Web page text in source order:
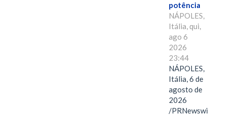
potência
NÁPOLES,
Itália, qui,
ago 6
2026
23:44
NÁPOLES,
Itália, 6 de
agosto de
2026
/PRNewswire/